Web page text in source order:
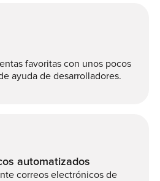
favoritas con unos pocos
ayuda de desarrolladores.
automatizados
correos electrónicos de